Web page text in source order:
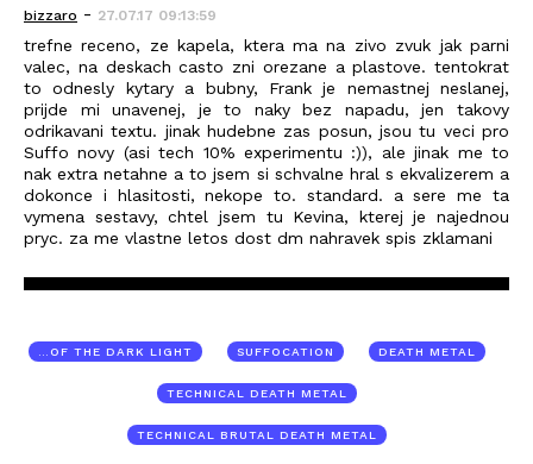
bizzaro - 27.07.17 09:13:59
trefne receno, ze kapela, ktera ma na zivo zvuk jak parni
valec, na deskach casto zni orezane a plastove. tentokrat
to odnesly kytary a bubny, Frank je nemastnej neslanej,
prijde mi unavenej, je to naky bez napadu, jen takovy
odrikavani textu. jinak hudebne zas posun, jsou tu veci pro
Suffo novy (asi tech 10% experimentu :)), ale jinak me to
nak extra netahne a to jsem si schvalne hral s ekvalizerem a
dokonce i hlasitosti, nekope to. standard. a sere me ta
vymena sestavy, chtel jsem tu Kevina, kterej je najednou
pryc. za me vlastne letos dost dm nahravek spis zklamani
…OF THE DARK LIGHT SUFFOCATION DEATH METAL
TECHNICAL DEATH METAL
TECHNICAL BRUTAL DEATH METAL